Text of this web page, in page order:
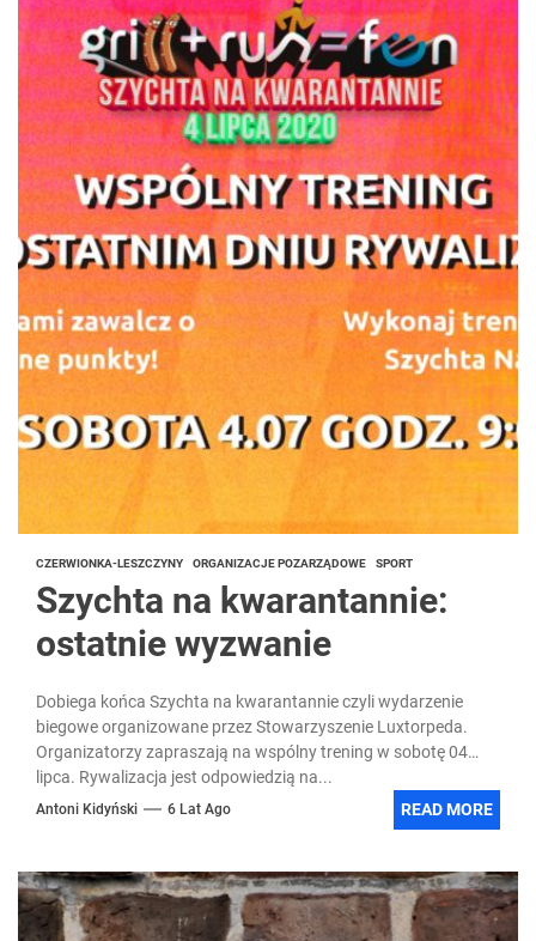
CZERWIONKA-LESZCZYNY ORGANIZACJE POZARZĄDOWE SPORT
Szychta na kwarantannie:
ostatnie wyzwanie
Dobiega końca Szychta na kwarantannie czyli wydarzenie
biegowe organizowane przez Stowarzyszenie Luxtorpeda.
Organizatorzy zapraszają na wspólny trening w sobotę 04
lipca. Rywalizacja jest odpowiedzią na...
Antoni Kidyński 6 Lat Ago READ MORE